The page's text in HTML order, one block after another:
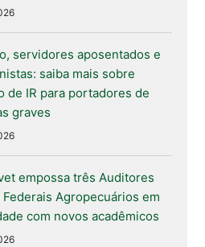
servidores aposentados e
saiba mais sobre
de IR para portadores de
graves
empossa três Auditores
Federais Agropecuários em
com novos acadêmicos